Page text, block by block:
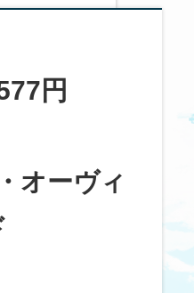
円
オーヴィ